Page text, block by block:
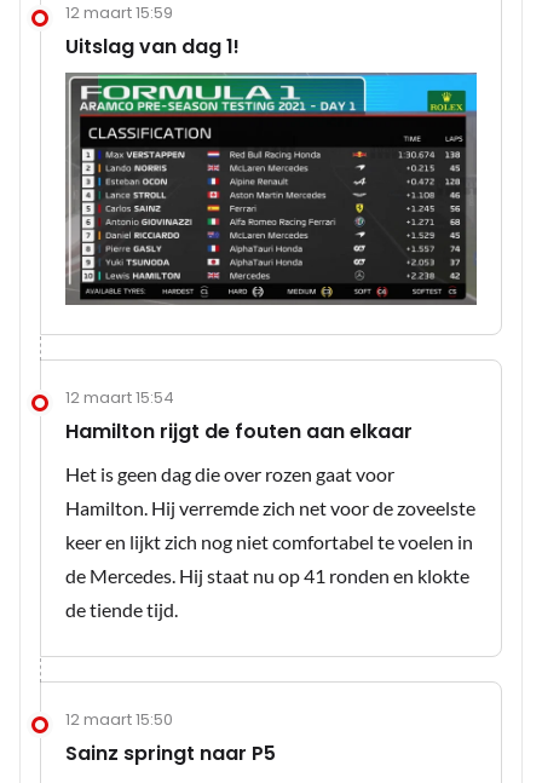
12 maart 15:59
Uitslag van dag 1!
12 maart 15:54
Hamilton rijgt de fouten aan elkaar
Het is geen dag die over rozen gaat voor
Hamilton. Hij verremde zich net voor de zoveelste
keer en lijkt zich nog niet comfortabel te voelen in
de Mercedes. Hij staat nu op 41 ronden en klokte
de tiende tijd.
12 maart 15:50
Sainz springt naar P5